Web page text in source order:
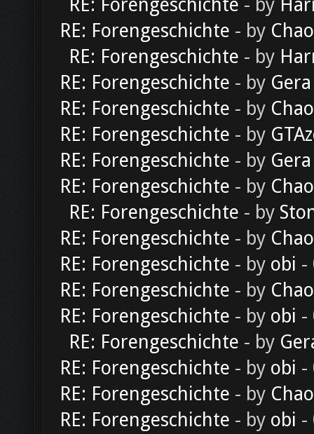
RE: Forengeschichte - by
RE: Forengeschichte - by
RE: Forengeschichte - by
RE: Forengeschichte - by Gera
RE: Forengeschichte - by
RE: Forengeschichte - by
RE: Forengeschichte - by Gera
RE: Forengeschichte - by
RE: Forengeschichte - by
RE: Forengeschichte - by
RE: Forengeschichte - by obi -
RE: Forengeschichte - by
RE: Forengeschichte - by obi -
RE: Forengeschichte - by
RE: Forengeschichte - by obi -
RE: Forengeschichte - by
RE: Forengeschichte - by obi -